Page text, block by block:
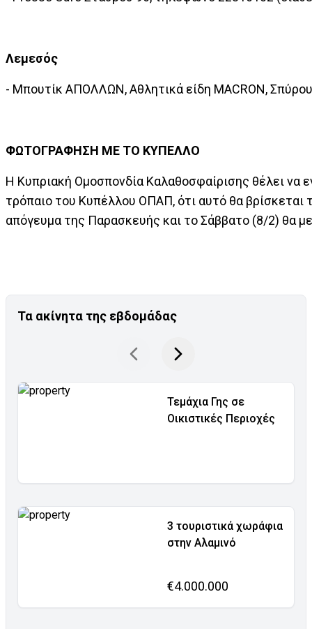
Λεμεσός
- Μπουτίκ ΑΠΟΛΛΩΝ, Αθλητικά είδη MACRON,
ΦΩΤΟΓΡΑΦΗΣΗ ΜΕ ΤΟ ΚΥΠΕΛΛΟ
Η Κυπριακή Ομοσπονδία Καλαθοσφαίρισης θέλει να
τρόπαιο του Κυπέλλου ΟΠΑΠ, ότι αυτό θα
απόγευμα της Παρασκευής και το Σάββατο (8/2) θα
Τα ακίνητα της εβδομάδας
Τεμάχια Γης σε
Οικιστικές Περιοχές
3 τουριστικά χωράφια
στην Αλαμινό
€4.000.000